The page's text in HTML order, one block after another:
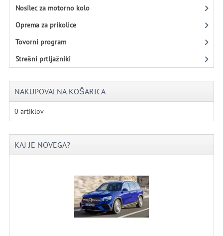
Nosilec za motorno kolo
Oprema za prikolice
Tovorni program
Strešni prtljažniki
NAKUPOVALNA KOŠARICA
0 artiklov
KAJ JE NOVEGA?